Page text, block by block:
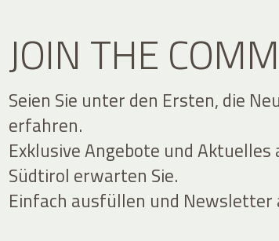
JOIN THE
Seien Sie unter den Ersten, die
erfahren.
Exklusive Angebote und
Südtirol erwarten Sie.
Einfach ausfüllen und Newsletter